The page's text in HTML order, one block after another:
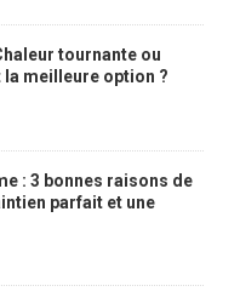
tournante ou
meilleure option ?
: 3 bonnes raisons de
parfait et une